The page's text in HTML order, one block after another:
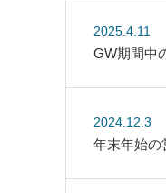
2025.4.11
GW期間中
2024.12.3
年末年始の